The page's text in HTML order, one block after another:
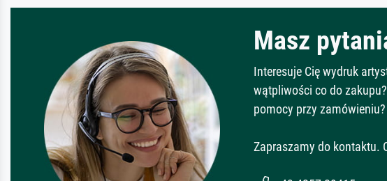
Masz
Interesuje Cię wydruk
wątpliwości co do
pomocy przy zamówieniu?
Zapraszamy do kontaktu.